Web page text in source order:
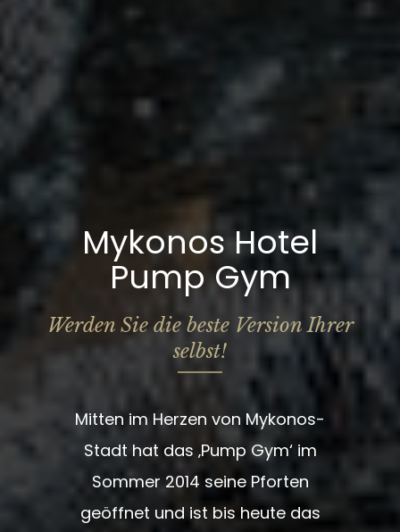
Mykonos Hotel
Pump Gym
Werden Sie die beste Version Ihrer
selbst!
Mitten im Herzen von Mykonos-
Stadt hat das ‚Pump Gym‘ im
Sommer 2014 seine Pforten
geöffnet und ist bis heute das